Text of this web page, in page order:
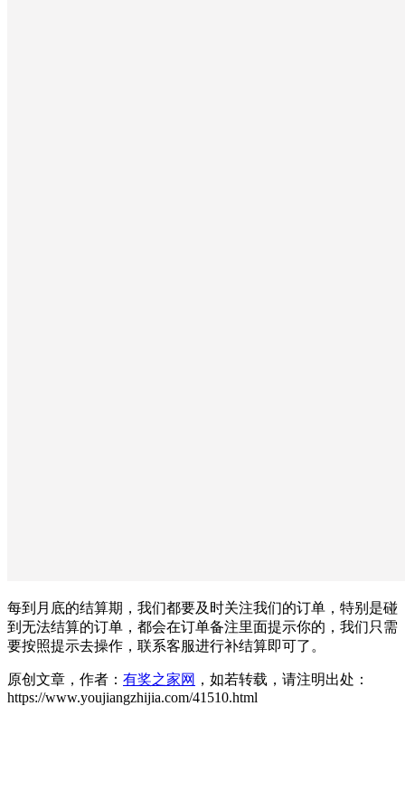
每到月底的结算期，我们都要及时关注我们的订单，特别是碰
到无法结算的订单，都会在订单备注里面提示你的，我们只需
要按照提示去操作，联系客服进行补结算即可了。
原创文章，作者： 有奖之家网 ，如若转载，请注明出处：
https://www.youjiangzhijia.com/41510.html